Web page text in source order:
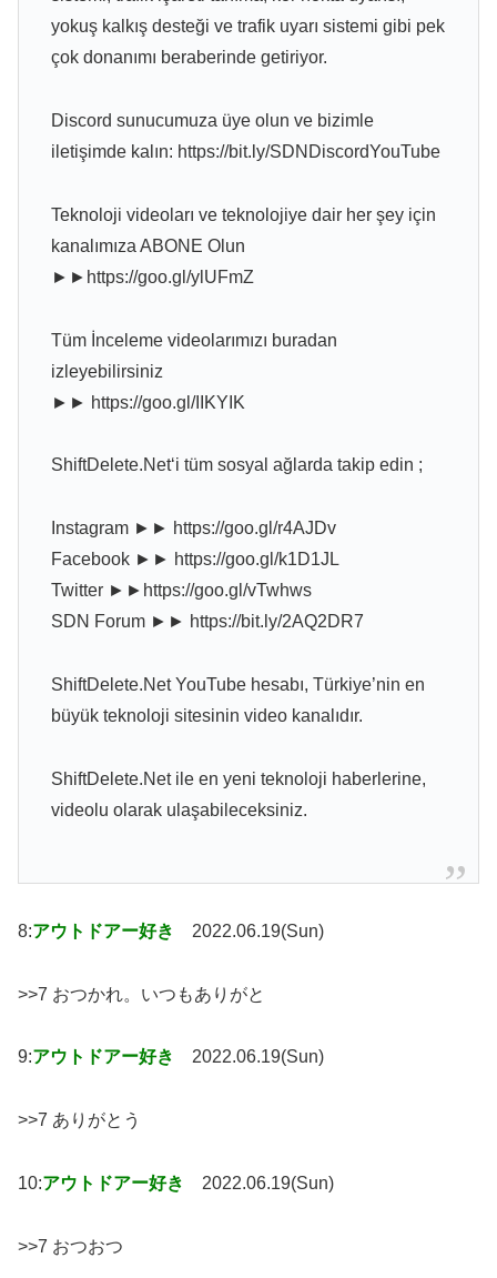
yokuş kalkış desteği ve trafik uyarı sistemi gibi pek
çok donanımı beraberinde getiriyor.
Discord sunucumuza üye olun ve bizimle
iletişimde kalın: https://bit.ly/SDNDiscordYouTube
Teknoloji videoları ve teknolojiye dair her şey için
kanalımıza ABONE Olun
►►https://goo.gl/ylUFmZ
Tüm İnceleme videolarımızı buradan
izleyebilirsiniz
►► https://goo.gl/IIKYIK
ShiftDelete.Net‘i tüm sosyal ağlarda takip edin ;
Instagram ►► https://goo.gl/r4AJDv
Facebook ►► https://goo.gl/k1D1JL
Twitter ►►https://goo.gl/vTwhws
SDN Forum ►► https://bit.ly/2AQ2DR7
ShiftDelete.Net YouTube hesabı, Türkiye’nin en
büyük teknoloji sitesinin video kanalıdır.
ShiftDelete.Net ile en yeni teknoloji haberlerine,
videolu olarak ulaşabileceksiniz.
8:アウトドアー好き 2022.06.19(Sun)
>>7 おつかれ。いつもありがと
9:アウトドアー好き 2022.06.19(Sun)
>>7 ありがとう
10:アウトドアー好き 2022.06.19(Sun)
>>7 おつおつ